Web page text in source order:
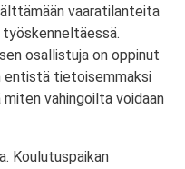
vaaratilanteita
osallistuja on oppinut
entistä tietoisemmaksi
vahingoilta voidaan
Koulutuspaikan